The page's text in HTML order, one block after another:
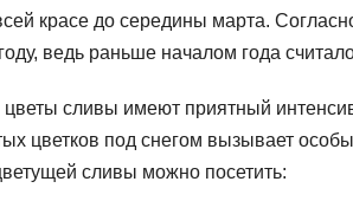
красе до середины марта.
ведь раньше началом года
цветы сливы имеют приятный
цветков под снегом вызывает
сливы можно посетить: